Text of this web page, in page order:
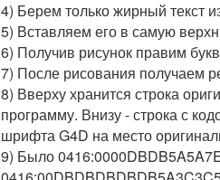
4) Берем только жирный текст
5) Вставляем его в самую
6) Получив рисунок правим
7) После рисования получаем
8) Вверху хранится строка
программу. Внизу - строка с
шрифта G4D на место
9) Было